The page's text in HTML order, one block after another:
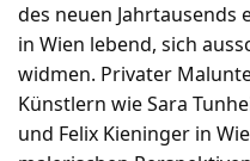
des neuen Jahrtausends
in Wien lebend, sich
widmen. Privater
Künstlern wie Sara
und Felix Kieninger in